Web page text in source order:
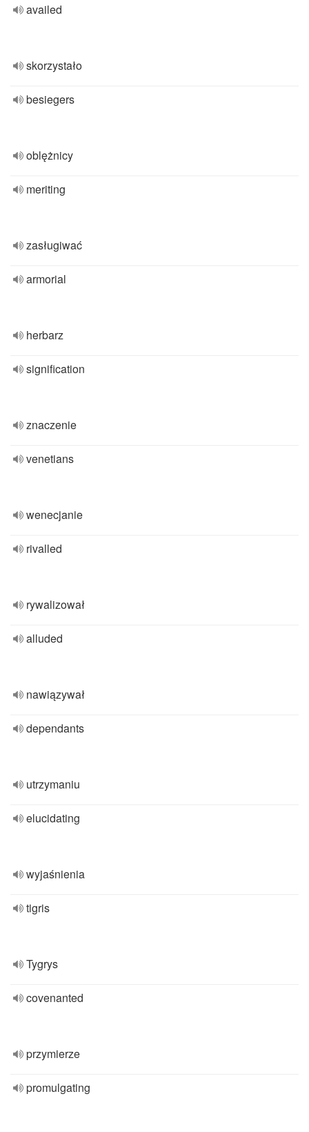
availed
skorzystało
besiegers
oblężnicy
meriting
zasługiwać
armorial
herbarz
signification
znaczenie
venetians
wenecjanie
rivalled
rywalizował
alluded
nawiązywał
dependants
utrzymaniu
elucidating
wyjaśnienia
tigris
Tygrys
covenanted
przymierze
promulgating